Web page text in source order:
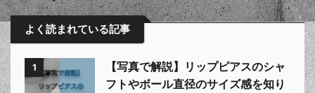
よく読まれている記事
1
【写真で解説】リップピアスのシャ
フトやボール直径のサイズ感を知り